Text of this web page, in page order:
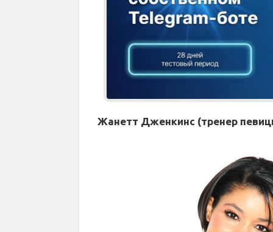
Жанетт Дженкинс (тренер